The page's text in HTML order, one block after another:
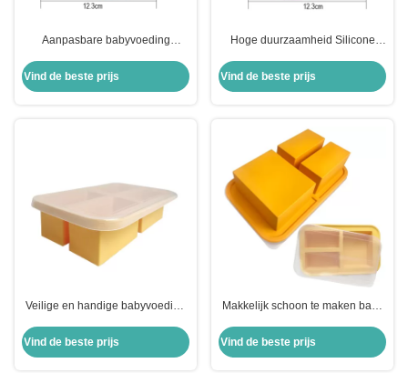
Aanpasbare babyvoeding
Push Bubble Fidget Popper Pop
met hoge temperatuur weerstand
Vind de beste prijs
Hoge duurzaamheid Silicone
Drinkbaar Niet-stick
Temperatuurbestendig
Vind de beste prijs
Veilige en handige babyvoeding
Afwasmachine Veilige BPA-vrij
Vind de beste prijs
Makkelijk schoon te maken baby
een lange duurzaamheid
Vind de beste prijs